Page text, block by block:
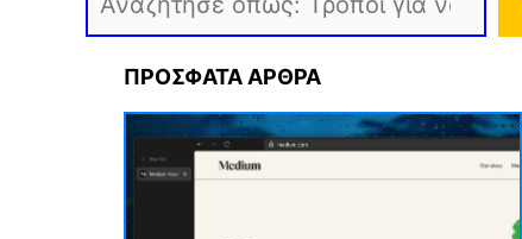
ΠΡΟΣΦΑΤΑ ΑΡΘΡΑ